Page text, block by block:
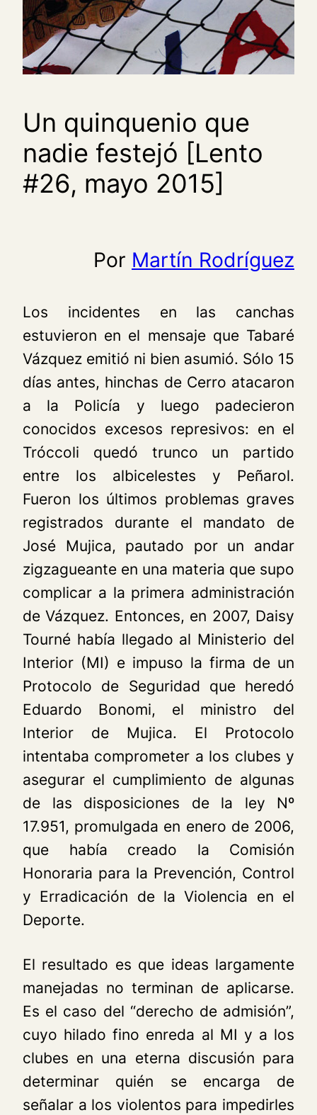
Un quinquenio que
nadie festejó [Lento
#26, mayo 2015]
Por Martín Rodríguez
Los incidentes en las canchas
estuvieron en el mensaje que Tabaré
Vázquez emitió ni bien asumió. Sólo 15
días antes, hinchas de Cerro atacaron
a la Policía y luego padecieron
conocidos excesos represivos: en el
Tróccoli quedó trunco un partido
entre los albicelestes y Peñarol.
Fueron los últimos problemas graves
registrados durante el mandato de
José Mujica, pautado por un andar
zigzagueante en una materia que supo
complicar a la primera administración
de Vázquez. Entonces, en 2007, Daisy
Tourné había llegado al Ministerio del
Interior (MI) e impuso la firma de un
Protocolo de Seguridad que heredó
Eduardo Bonomi, el ministro del
Interior de Mujica. El Protocolo
intentaba comprometer a los clubes y
asegurar el cumplimiento de algunas
de las disposiciones de la ley Nº
17.951, promulgada en enero de 2006,
que había creado la Comisión
Honoraria para la Prevención, Control
y Erradicación de la Violencia en el
Deporte.
El resultado es que ideas largamente
manejadas no terminan de aplicarse.
Es el caso del “derecho de admisión”,
cuyo hilado fino enreda al MI y a los
clubes en una eterna discusión para
determinar quién se encarga de
señalar a los violentos para impedirles